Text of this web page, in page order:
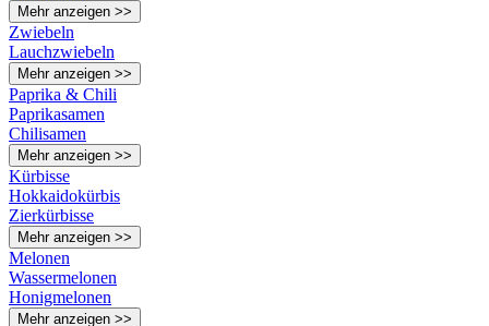
Mehr anzeigen >>
Zwiebeln
Lauchzwiebeln
Mehr anzeigen >>
Paprika & Chili
Paprikasamen
Chilisamen
Mehr anzeigen >>
Kürbisse
Hokkaidokürbis
Zierkürbisse
Mehr anzeigen >>
Melonen
Wassermelonen
Honigmelonen
Mehr anzeigen >>